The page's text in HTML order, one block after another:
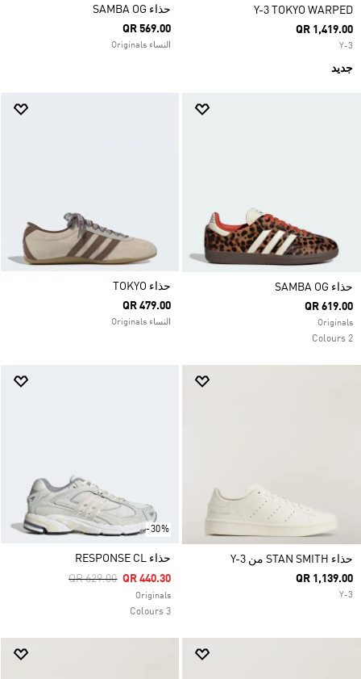
Y-3 TOKYO WARPED
QR 1,419.00
Y-3
جديد
حذاء SAMBA OG
QR 569.00
النساء Originals
حذاء SAMBA OG
QR 619.00
Originals
2 Colours
حذاء TOKYO
QR 479.00
النساء Originals
حذاء STAN SMITH من Y-3
QR 1,139.00
Y-3
-30%
حذاء RESPONSE CL
Price Reduced From
QR 629.00ToQR 440.30
Originals
3 Colours